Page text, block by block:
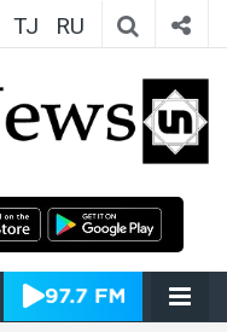
TJ RU